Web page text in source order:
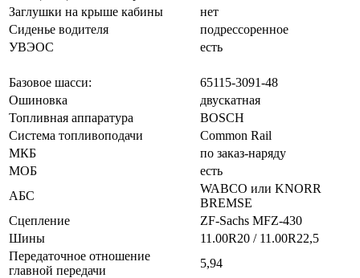
Заглушки на крыше кабины
нет
Сиденье водителя
подрессоренное
УВЭОС
есть
Базовое шасси:
65115-3091-48
Ошиновка
двускатная
Топливная аппаратура
BOSCH
Система топливоподачи
Common Rail
МКБ
по заказ-наряду
МОБ
есть
АБС
WABCO или KNORR
BREMSE
Сцепление
ZF-Sachs MFZ-430
Шины
11.00R20 / 11.00R22,5
Передаточное отношение
главной передачи
5,94